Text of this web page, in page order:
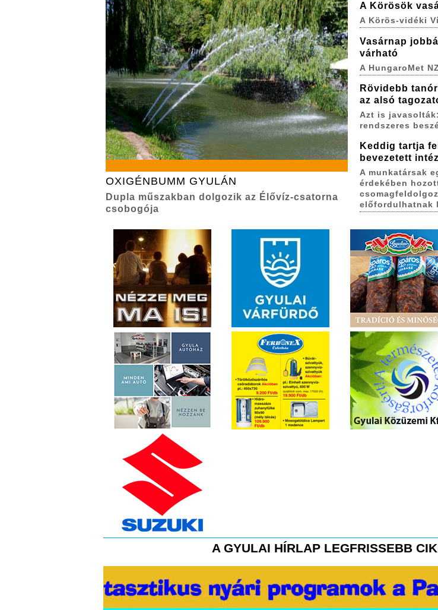
OXIGÉNBUMM GYULÁN
Dupla műszakban dolgozik az Élővíz-csatorna
csobogója
A Körösök
A Körös-vidéki
Vasárnap
várható
A HungaroMet
Rövidebb
az alsó
Azt is
rendszeres
Keddig tartja
bevezetett
A munkatársak
érdekében
előfordulhatnak
A GYULAI HÍRLAP LEGFRISSEBB